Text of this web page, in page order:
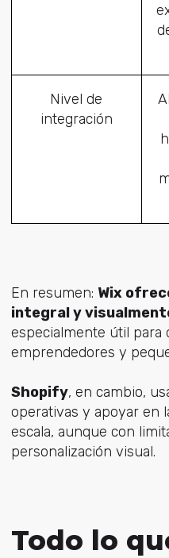
Nivel de
integración
En resumen: Wix
integral y
especialmente útil para
emprendedores y
Shopify, en cambio,
operativas y apoyar en
escala, aunque con
personalización visual.
Todo lo